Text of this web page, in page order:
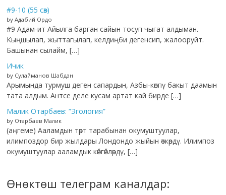
#9-10 (55 сөз)
by Адабий Ордо
#9 Адам-ит Айылга барган сайын тосуп чыгат алдыман.
Кыңшылап, жыттагылап, келдиңби дегенсип, жалооруйт.
Башынан сылайм, […]
Ичик
by Сулайманов Шабдан
Арымында турмуш деген сапардын, Азбы-көппү бакыт даамын
тата алдым. Антсе деле кусам артат кай бирде […]
Малик Отарбаев: “Эгология”
by Отарбаев Малик
(аңгеме) Ааламдын төрт тарабынан окумуштуулар,
илимпоздор бир жылдары Лондондо жыйын өткөрдү. Илимпоз
окумуштуулар ааламдык көйгөйлөрдү, […]
Өнөктөш телеграм каналдар: